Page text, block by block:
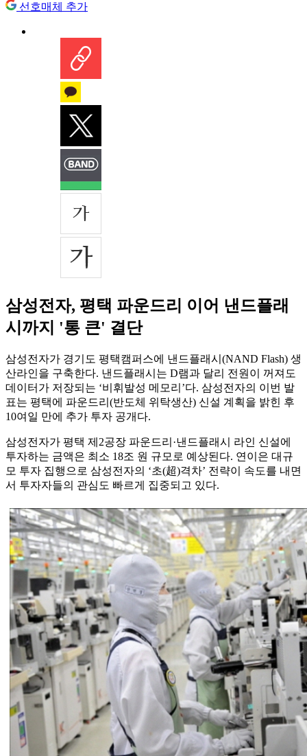
선호매체 추가
삼성전자, 평택 파운드리 이어 낸드플래
시까지 '통 큰' 결단
삼성전자가 경기도 평택캠퍼스에 낸드플래시(NAND Flash) 생
산라인을 구축한다. 낸드플래시는 D램과 달리 전원이 꺼져도
데이터가 저장되는 ‘비휘발성 메모리’다. 삼성전자의 이번 발
표는 평택에 파운드리(반도체 위탁생산) 신설 계획을 밝힌 후
10여일 만에 추가 투자 공개다.
삼성전자가 평택 제2공장 파운드리·낸드플래시 라인 신설에
투자하는 금액은 최소 18조 원 규모로 예상된다. 연이은 대규
모 투자 집행으로 삼성전자의 ‘초(超)격차’ 전략이 속도를 내면
서 투자자들의 관심도 빠르게 집중되고 있다.